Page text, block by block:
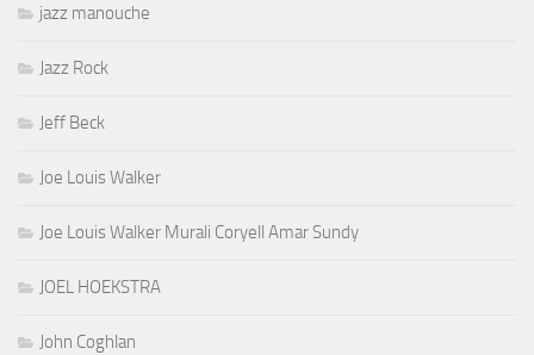
jazz manouche
Jazz Rock
Jeff Beck
Joe Louis Walker
Joe Louis Walker Murali Coryell Amar Sundy
JOEL HOEKSTRA
John Coghlan